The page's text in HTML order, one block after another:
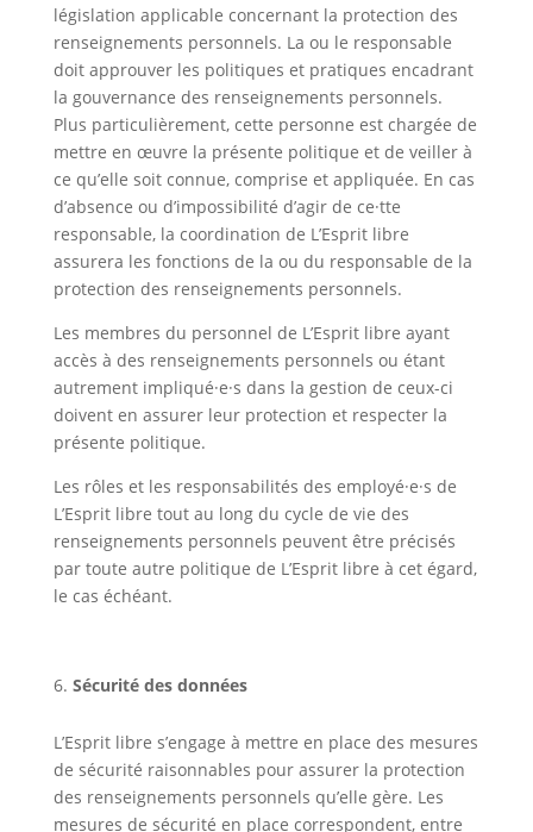
législation applicable concernant la protection des
renseignements personnels. La ou le responsable
doit approuver les politiques et pratiques encadrant
la gouvernance des renseignements personnels.
Plus particulièrement, cette personne est chargée de
mettre en œuvre la présente politique et de veiller à
ce qu’elle soit connue, comprise et appliquée. En cas
d’absence ou d’impossibilité d’agir de ce·tte
responsable, la coordination de L’Esprit libre
assurera les fonctions de la ou du responsable de la
protection des renseignements personnels.
Les membres du personnel de L’Esprit libre ayant
accès à des renseignements personnels ou étant
autrement impliqué·e·s dans la gestion de ceux-ci
doivent en assurer leur protection et respecter la
présente politique.
Les rôles et les responsabilités des employé·e·s de
L’Esprit libre tout au long du cycle de vie des
renseignements personnels peuvent être précisés
par toute autre politique de L’Esprit libre à cet égard,
le cas échéant.
Sécurité des données
L’Esprit libre s’engage à mettre en place des mesures
de sécurité raisonnables pour assurer la protection
des renseignements personnels qu’elle gère. Les
mesures de sécurité en place correspondent, entre